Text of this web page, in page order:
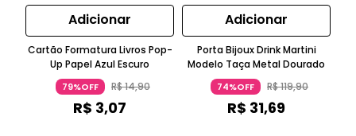
Adicionar
Cartão Formatura Livros Pop-
Up Papel Azul Escuro
79%OFF R$14,90
R$ 3,07
Adicionar
Porta Bijoux Drink Martini
Modelo Taça Metal Dourado
74%OFF R$119,90
R$ 31,69